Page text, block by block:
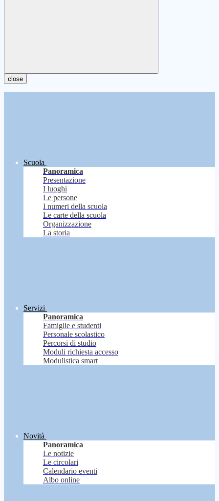
close
Scuola
Panoramica
Presentazione
I luoghi
Le persone
I numeri della scuola
Le carte della scuola
Organizzazione
La storia
Servizi
Panoramica
Famiglie e studenti
Personale scolastico
Percorsi di studio
Moduli richiesta accesso
Modulistica smart
Novità
Panoramica
Le notizie
Le circolari
Calendario eventi
Albo online